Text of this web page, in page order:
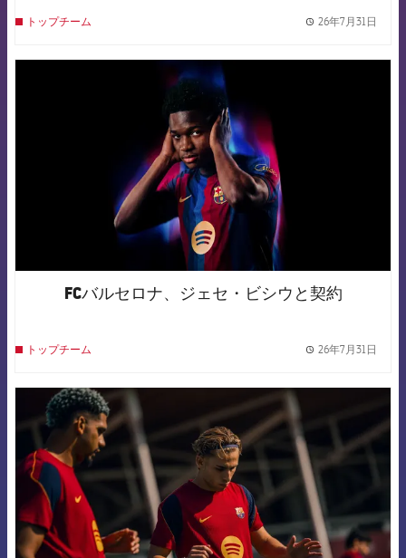
トップチーム 26年7月31日
FCB Barcelona badge
FCバルセロナ、ジェセ・ビシウと契約
トップチーム 26年7月31日
FCB Barcelona badge